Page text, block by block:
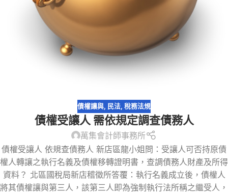
債權讓與 民法 稅務法規
債權受讓人 需依規定調查債務人
萬集會計師事務所
債權受讓人 依規查債務人 新店區龍小姐問：受讓人可否持原債
權人轉讓之執行名義及債權移轉證明書，查調債務人財產及所得
資料？ 北區國稅局新店稽徵所答覆：執行名義成立後，債權人
將其債權讓與第三人，該第三人即為強制執行法所稱之繼受人，